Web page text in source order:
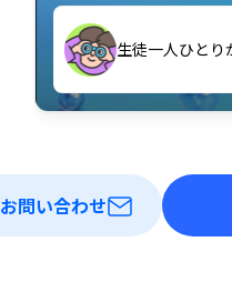
生徒一人ひとり
い」「解くこと
お問い合わせ